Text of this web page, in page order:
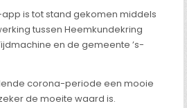
is tot stand gekomen middels
tussen Heemkundekring
en de gemeente ’s-
corona-periode een mooie
de moeite waard is.